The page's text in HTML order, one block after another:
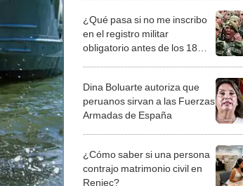
¿Qué pasa si no me inscribo
en el registro militar
obligatorio antes de los 18
Dina Boluarte autoriza que
peruanos sirvan a las Fuerzas
Armadas de España
¿Cómo saber si una persona
contrajo matrimonio civil en
Reniec?